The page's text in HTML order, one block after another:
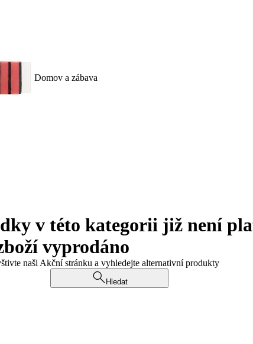
Domov a zábava
v této kategorii již není
vyprodáno
naši Akční stránku a vyhledejte alternativní produkty
Hledat